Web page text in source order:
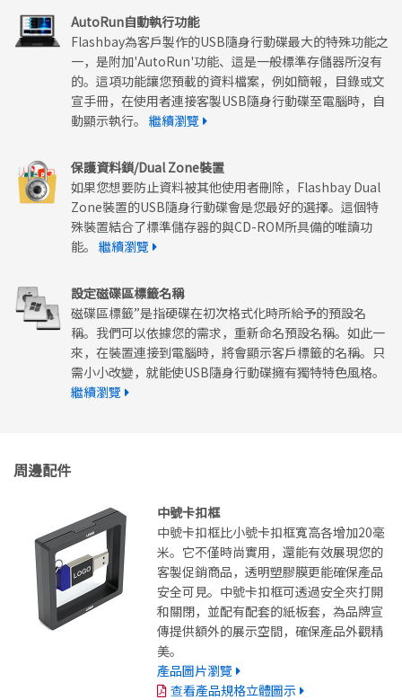
AutoRun自動執行功能
Flashbay為客戶製作的USB隨身行動碟最大的特殊功能之
一，是附加'AutoRun'功能、這是一般標準存儲器所沒有
的。這項功能讓您預載的資料檔案，例如簡報，目錄或文
宣手冊，在使用者連接客製USB隨身行動碟至電腦時，自
動顯示執行。 繼續瀏覽
保護資料鎖/Dual Zone裝置
如果您想要防止資料被其他使用者刪除，Flashbay Dual
Zone裝置的USB隨身行動碟會是您最好的選擇。這個特
殊裝置結合了標準儲存器的與CD-ROM所具備的唯讀功
能。 繼續瀏覽
設定磁碟區標籤名稱
磁碟區標籤”是指硬碟在初次格式化時所給予的預設名
稱。我們可以依據您的需求，重新命名預設名稱。如此一
來，在裝置連接到電腦時，將會顯示客戶標籤的名稱。只
需小小改變，就能使USB隨身行動碟擁有獨特特色風格。
繼續瀏覽
周邊配件
中號卡扣框
中號卡扣框比小號卡扣框寬高各增加20毫
米。它不僅時尚實用，還能有效展現您的
客製促銷商品，透明塑膠膜更能確保產品
安全可見。中號卡扣框可透過安全夾打開
和關閉，並配有配套的紙板套，為品牌宣
傳提供額外的展示空間，確保產品外觀精
美。
產品圖片瀏覽
查看產品規格立體圖示